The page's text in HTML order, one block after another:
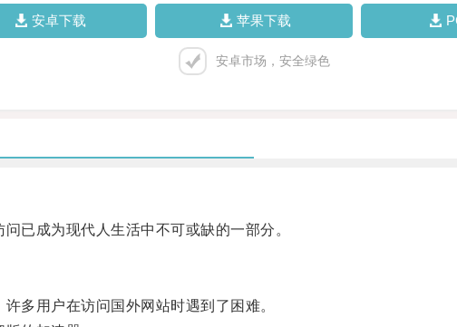
安卓下载 苹果下载
安卓市场，安全绿色
成为现代人生活中不可或缺的一部分。
用户在访问国外网站时遇到了困难。